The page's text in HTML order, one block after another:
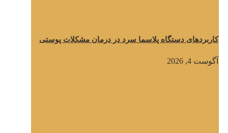
کاربردهای دستگاه پلاسما سرد در درمان مشکلات پوستی
آگوست 4, 2026